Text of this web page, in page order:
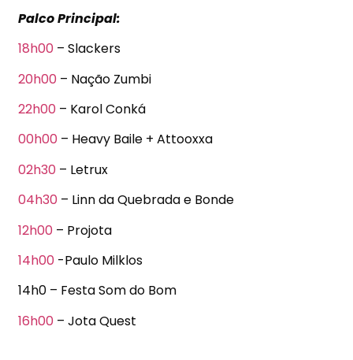
Palco Principal:
18h00 – Slackers
20h00 – Nação Zumbi
22h00 – Karol Conká
00h00 – Heavy Baile + Attooxxa
02h30 – Letrux
04h30 – Linn da Quebrada e Bonde
12h00 – Projota
14h00 -Paulo Milklos
14h0 – Festa Som do Bom
16h00 – Jota Quest